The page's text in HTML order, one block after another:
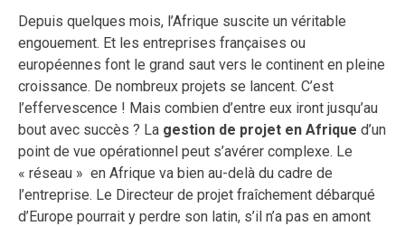
Depuis quelques mois, l’Afrique suscite un véritable
engouement. Et les entreprises françaises ou
européennes font le grand saut vers le continent en pleine
croissance. De nombreux projets se lancent. C’est
l’effervescence ! Mais combien d’entre eux iront jusqu’au
bout avec succès ? La gestion de projet en Afrique d’un
point de vue opérationnel peut s’avérer complexe. Le
« réseau » en Afrique va bien au-delà du cadre de
l’entreprise. Le Directeur de projet fraîchement débarqué
d’Europe pourrait y perdre son latin, s’il n’a pas en amont